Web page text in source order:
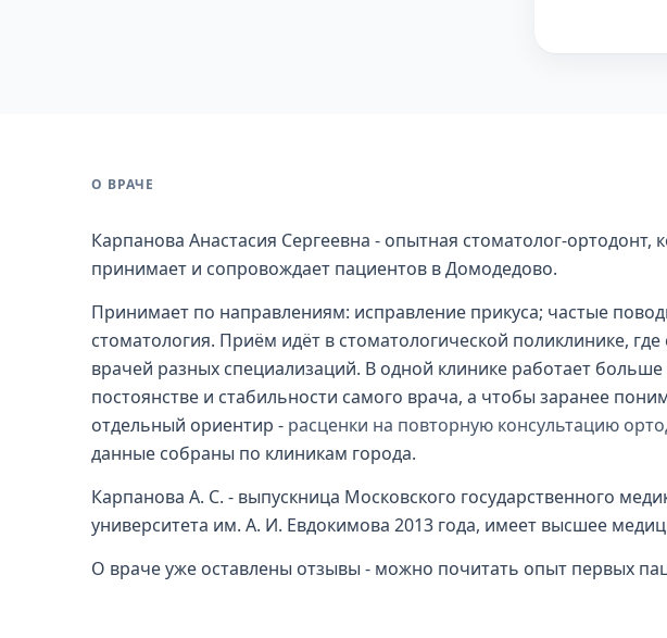
О ВРАЧЕ
Карпанова Анастасия Сергеевна - опытная стоматолог-ортодонт,
принимает и сопровождает пациентов в Домодедово.
Принимает по направлениям: исправление прикуса; частые
стоматология. Приём идёт в стоматологической поликлинике,
врачей разных специализаций. В одной клинике работает больше
постоянстве и стабильности самого врача, а чтобы заранее
отдельный ориентир - расценки на повторную консультацию
данные собраны по клиникам города.
Карпанова А. С. - выпускница Московского государственного
университета им. А. И. Евдокимова 2013 года, имеет высшее
О враче уже оставлены отзывы - можно почитать опыт первых